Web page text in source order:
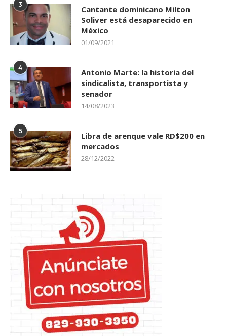
3
Cantante dominicano Milton
Soliver está desaparecido en
México
01/09/2021
4
Antonio Marte: la historia del
sindicalista, transportista y
senador
14/08/2023
5
Libra de arenque vale RD$200 en
mercados
28/12/2022